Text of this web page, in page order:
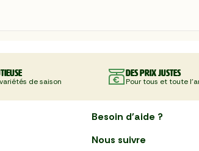
de saison
Des prix justes
Pour tous et toute
Besoin d'aide ?
Nous suivre